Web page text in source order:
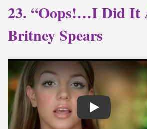
23. “Oops!…I Did It
Britney Spears
Play